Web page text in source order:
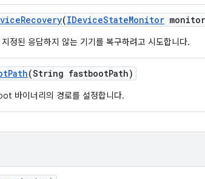
Recovery(IDeviceStateMonitor
정된 응답하지 않는 기기를 복구하려고 시도합니다.
Path(String fastbootPath)
바이너리의 경로를 설정합니다.